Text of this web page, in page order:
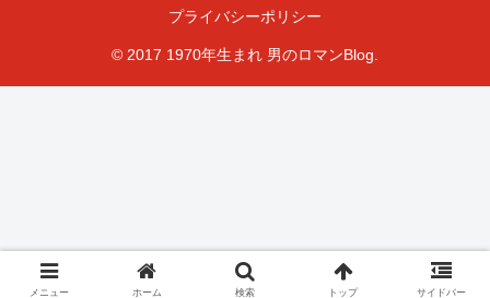
プライバシーポリシー
© 2017 1970年生まれ 男のロマンBlog.
メニュー ホーム 検索 トップ サイドバー